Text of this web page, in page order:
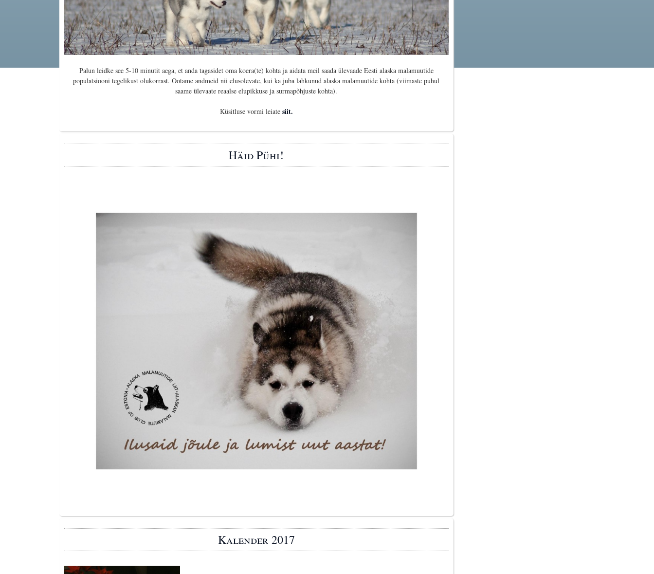
Palun leidke see 5-10 minutit aega, et anda tagasidet oma koera(te) kohta ja aidata meil saada ülevaade Eesti alaska malamuutide
populatsiooni tegelikust olukorrast. Ootame andmeid nii elusolevate, kui ka juba lahkunud alaska malamuutide kohta (viimaste puhul
saame ülevaate reaalse elupikkuse ja surmapõhjuste kohta).
Küsitluse vormi leiate siit.
Häid Pühi!
Kalender 2017